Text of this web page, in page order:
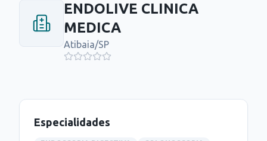
ENDOLIVE CLINICA
MEDICA
Atibaia/SP
Especialidades